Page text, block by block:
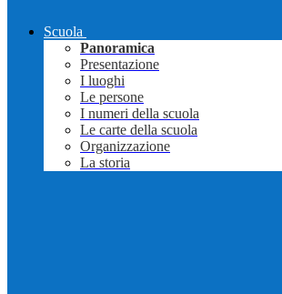
Scuola
Panoramica
Presentazione
I luoghi
Le persone
I numeri della scuola
Le carte della scuola
Organizzazione
La storia